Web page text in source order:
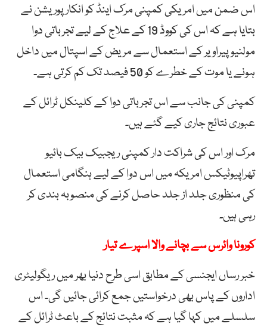
اس ضمن میں امریکی کمپنی مرک اینڈ کو انکارپوریشن نے
بتایا ہے کہ اس کی کووڈ 19 کے علاج کے لیے تجرباتی دوا
مولنیوپیراویر کے استعمال سے مریض کے اسپتال میں داخل
ہونے یا موت کے خطرے کو 50 فیصد تک کم کرتی ہے۔
کمپنی کی جانب سے اس تجرباتی دوا کے کلینکل ٹرائل کے
عبوری نتائج جاری کیے گئے ہیں۔
مرک اور اس کی شراکت دار کمپنی ریجبیک بیک بائیو
تھراپیوٹیکس امریکہ میں اس دوا کے لیے ہنگامی استعمال
کی منظوری جلد از جلد حاصل کرنے کی منصوبہ بندی کر
رہی ہیں۔
کورونا وائرس سے بچانے والا اسپرے تیار
خبر رساں ایجنسی کے مطابق اسی طرح دنیا بھر میں ریگولیٹری
اداروں کے پاس بھی درخواستیں جمع کرائی جائیں گی۔ اس
سلسلے میں کہا گیا ہے کہ مثبت نتائج کے باعث ٹرائل کے